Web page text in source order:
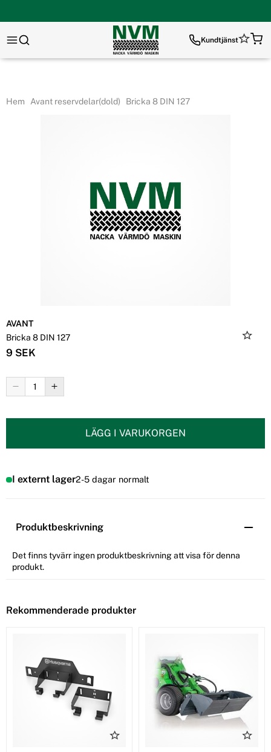
Kundtjänst
Hem Avant reservdelar(dold) Bricka 8 DIN 127
AVANT
Bricka 8 DIN 127
9 SEK
LÄGG I VARUKORGEN
I externt lager2-5 dagar normalt
Produktbeskrivning
Det finns tyvärr ingen produktbeskrivning att visa för denna
produkt.
Rekommenderade produkter